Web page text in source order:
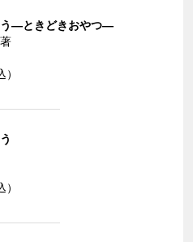
―ときどきおやつ―